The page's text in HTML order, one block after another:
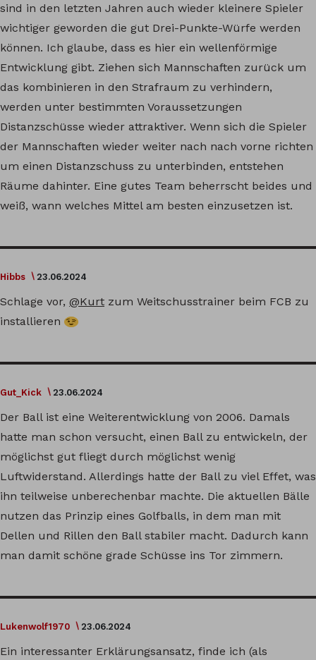
sind in den letzten Jahren auch wieder kleinere Spieler
wichtiger geworden die gut Drei-Punkte-Würfe werden
können. Ich glaube, dass es hier ein wellenförmige
Entwicklung gibt. Ziehen sich Mannschaften zurück um
das kombinieren in den Strafraum zu verhindern,
werden unter bestimmten Voraussetzungen
Distanzschüsse wieder attraktiver. Wenn sich die Spieler
der Mannschaften wieder weiter nach nach vorne richten
um einen Distanzschuss zu unterbinden, entstehen
Räume dahinter. Eine gutes Team beherrscht beides und
weiß, wann welches Mittel am besten einzusetzen ist.
Hibbs 23.06.2024
Schlage vor, @Kurt zum Weitschusstrainer beim FCB zu
installieren
Gut_Kick 23.06.2024
Der Ball ist eine Weiterentwicklung von 2006. Damals
hatte man schon versucht, einen Ball zu entwickeln, der
möglichst gut fliegt durch möglichst wenig
Luftwiderstand. Allerdings hatte der Ball zu viel Effet, was
ihn teilweise unberechenbar machte. Die aktuellen Bälle
nutzen das Prinzip eines Golfballs, in dem man mit
Dellen und Rillen den Ball stabiler macht. Dadurch kann
man damit schöne grade Schüsse ins Tor zimmern.
Lukenwolf1970 23.06.2024
Ein interessanter Erklärungsansatz, finde ich (als